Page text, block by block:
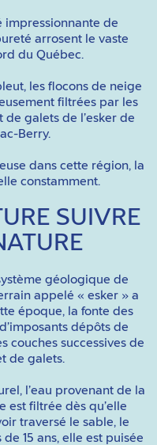
impressionnante de
arrosent le vaste
du Québec.
les flocons de neige
filtrées par les
galets de l’esker de
Berry.
dans cette région, la
constamment.
SUIVRE
géologique de
appelé « esker » a
époque, la fonte des
dépôts de
couches successives de
de galets.
l’eau provenant de la
est filtrée dès qu’elle
traversé le sable, le
15 ans, elle est puisée